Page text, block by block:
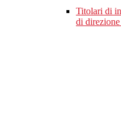
Titolari di
di